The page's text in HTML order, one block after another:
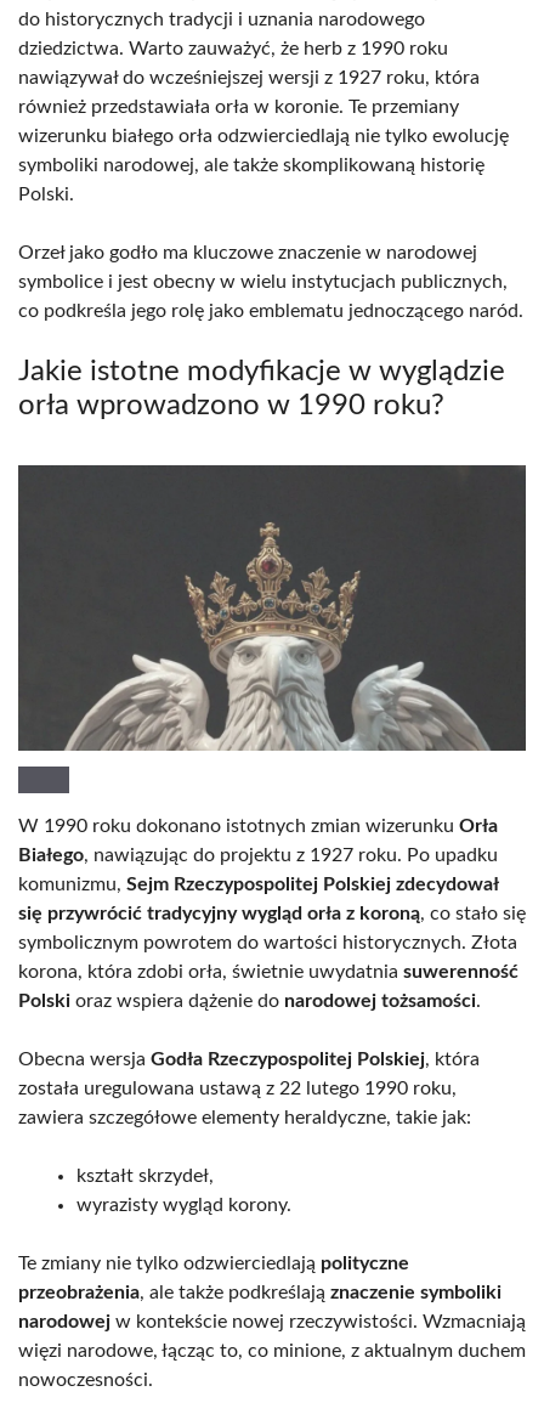
do historycznych tradycji i uznania narodowego
dziedzictwa. Warto zauważyć, że herb z 1990 roku
nawiązywał do wcześniejszej wersji z 1927 roku, która
również przedstawiała orła w koronie. Te przemiany
wizerunku białego orła odzwierciedlają nie tylko ewolucję
symboliki narodowej, ale także skomplikowaną historię
Polski.
Orzeł jako godło ma kluczowe znaczenie w narodowej
symbolice i jest obecny w wielu instytucjach publicznych,
co podkreśla jego rolę jako emblematu jednoczącego naród.
Jakie istotne modyfikacje w wyglądzie
orła wprowadzono w 1990 roku?
W 1990 roku dokonano istotnych zmian wizerunku Orła
Białego, nawiązując do projektu z 1927 roku. Po upadku
komunizmu, Sejm Rzeczypospolitej Polskiej zdecydował
się przywrócić tradycyjny wygląd orła z koroną, co stało się
symbolicznym powrotem do wartości historycznych. Złota
korona, która zdobi orła, świetnie uwydatnia suwerenność
Polski oraz wspiera dążenie do narodowej tożsamości.
Obecna wersja Godła Rzeczypospolitej Polskiej, która
została uregulowana ustawą z 22 lutego 1990 roku,
zawiera szczegółowe elementy heraldyczne, takie jak:
kształt skrzydeł,
wyrazisty wygląd korony.
Te zmiany nie tylko odzwierciedlają polityczne
przeobrażenia, ale także podkreślają znaczenie symboliki
narodowej w kontekście nowej rzeczywistości. Wzmacniają
więzi narodowe, łącząc to, co minione, z aktualnym duchem
nowoczesności.